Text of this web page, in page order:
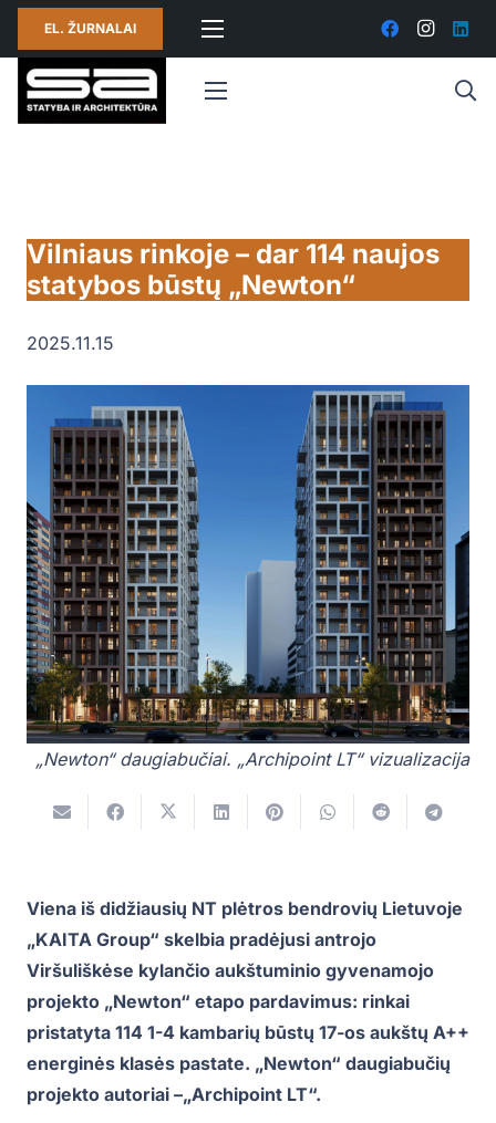
EL. ŽURNALAI
Vilniaus rinkoje – dar 114 naujos
statybos būstų „Newton“
2025.11.15
„Newton“ daugiabučiai. „Archipoint LT“ vizualizacija
Viena iš didžiausių NT plėtros bendrovių Lietuvoje
„KAITA Group“ skelbia pradėjusi antrojo
Viršuliškėse kylančio aukštuminio gyvenamojo
projekto „Newton“ etapo pardavimus: rinkai
pristatyta 114 1-4 kambarių būstų 17-os aukštų A++
energinės klasės pastate. „Newton“ daugiabučių
projekto autoriai –„Archipoint LT“.